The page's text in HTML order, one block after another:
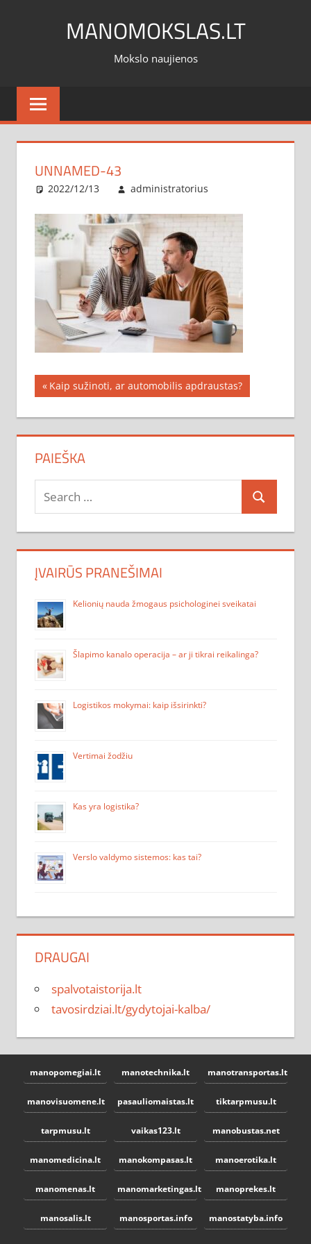
MANOMOKSLAS.LT
Mokslo naujienos
UNNAMED-43
2022/12/13 administratorius
Navigacija
tarp
įrašų
Previous
Post:
Kaip sužinoti, ar automobilis apdraustas?
PAIEŠKA
Search
for:
Search
ĮVAIRŪS PRANEŠIMAI
Kelionių nauda žmogaus psichologinei sveikatai
Šlapimo kanalo operacija – ar ji tikrai reikalinga?
Logistikos mokymai: kaip išsirinkti?
Vertimai žodžiu
Kas yra logistika?
Verslo valdymo sistemos: kas tai?
DRAUGAI
spalvotaistorija.lt
tavosirdziai.lt/gydytojai-kalba/
manopomegiai.lt manotechnika.lt manotransportas.lt
manovisuomene.lt pasauliomaistas.lt tiktarpmusu.lt
tarpmusu.lt vaikas123.lt manobustas.net
manomedicina.lt manokompasas.lt manoerotika.lt
manomenas.lt manomarketingas.lt manoprekes.lt
manosalis.lt manosportas.info manostatyba.info